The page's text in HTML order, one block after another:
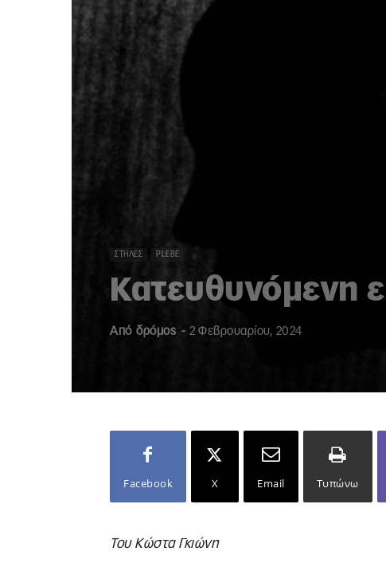
ΣΤΉΛΕΣ PLEBE
Κατευθυνόμενη
Από δρόμος - 2 Φεβρουαρίου, 2024
Facebook X Email Τυπώνω
Του Κώστα Γκιώνη